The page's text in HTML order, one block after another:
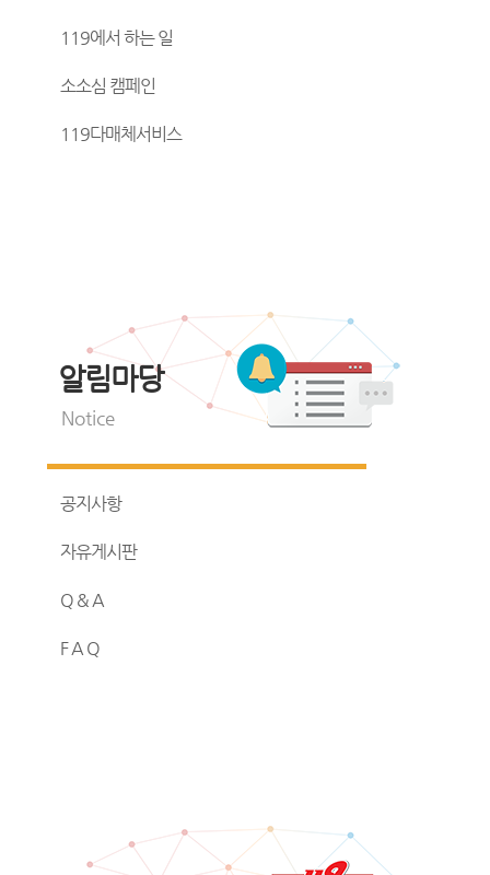
119에서 하는 일
소소심 캠페인
119다매체서비스
알림마당
Notice
공지사항
자유게시판
Q & A
F A Q